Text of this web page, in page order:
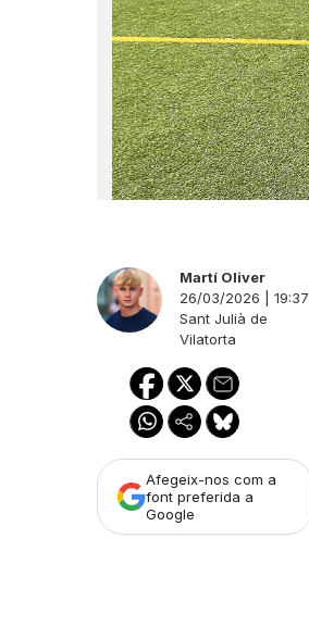
Martí Oliver
26/03/2026 | 19:37
Sant Julià de
Vilatorta
Afegeix-nos com a
font preferida a
Google